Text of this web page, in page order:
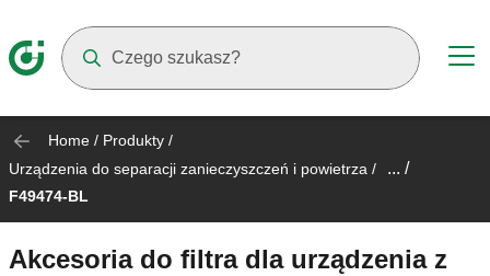
Home / Produkty /
Urządzenia do separacji zanieczyszczeń i powietrza / ... /
F49474-BL
Akcesoria do filtra dla urządzenia z